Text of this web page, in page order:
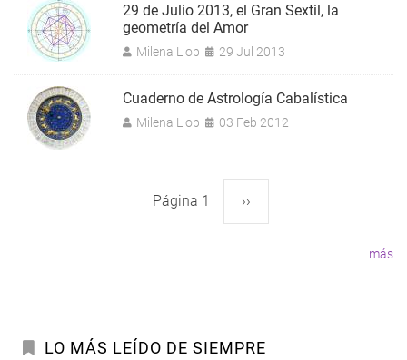
29 de Julio 2013, el Gran Sextil, la
geometría del Amor
Milena Llop 29 Jul 2013
Cuaderno de Astrología Cabalística
Milena Llop 03 Feb 2012
Página 1 Siguiente
››
más
LO MÁS LEÍDO DE SIEMPRE